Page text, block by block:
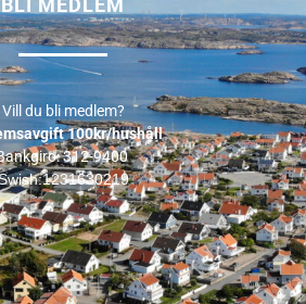
Vill du bli medlem?
100kr/hushåll
312-9400